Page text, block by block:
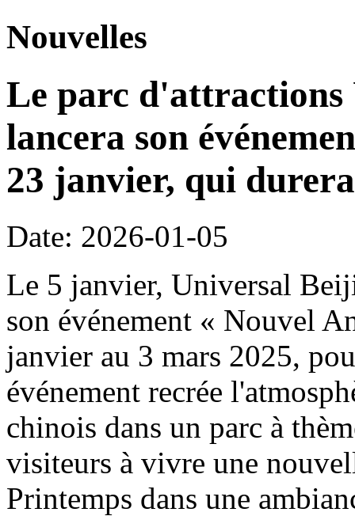
Nouvelles
Le parc d'attractions
lancera son
23 janvier, qui
Date: 2026-01-05
Le 5 janvier, Universal
son événement « Nouvel
janvier au 3 mars 2025,
événement recrée
chinois dans un parc à
visiteurs à vivre une
Printemps dans une